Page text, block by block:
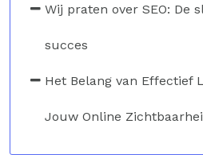
Wij praten over SEO: De
succes
Het Belang van Effectief
Jouw Online